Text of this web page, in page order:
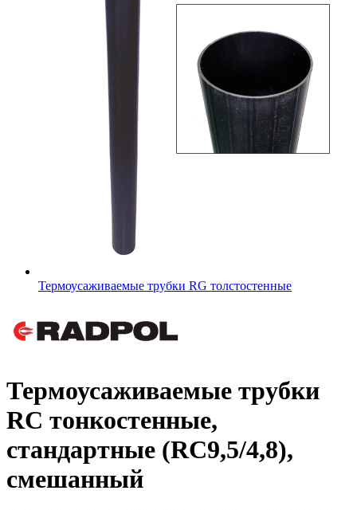
Термоусаживаемые трубки RG толстостенные
Термоусаживаемые трубки
RC тонкостенные,
стандартные (RC9,5/4,8),
смешанный